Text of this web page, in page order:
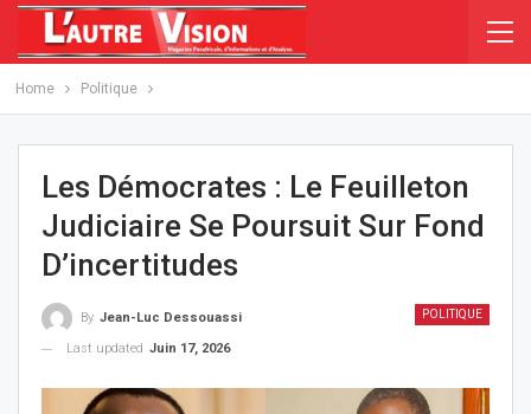
Home Politique
Les Démocrates : Le Feuilleton
Judiciaire Se Poursuit Sur Fond
D’incertitudes
POLITIQUE
By Jean-Luc Dessouassi
Last updated Juin 17, 2026